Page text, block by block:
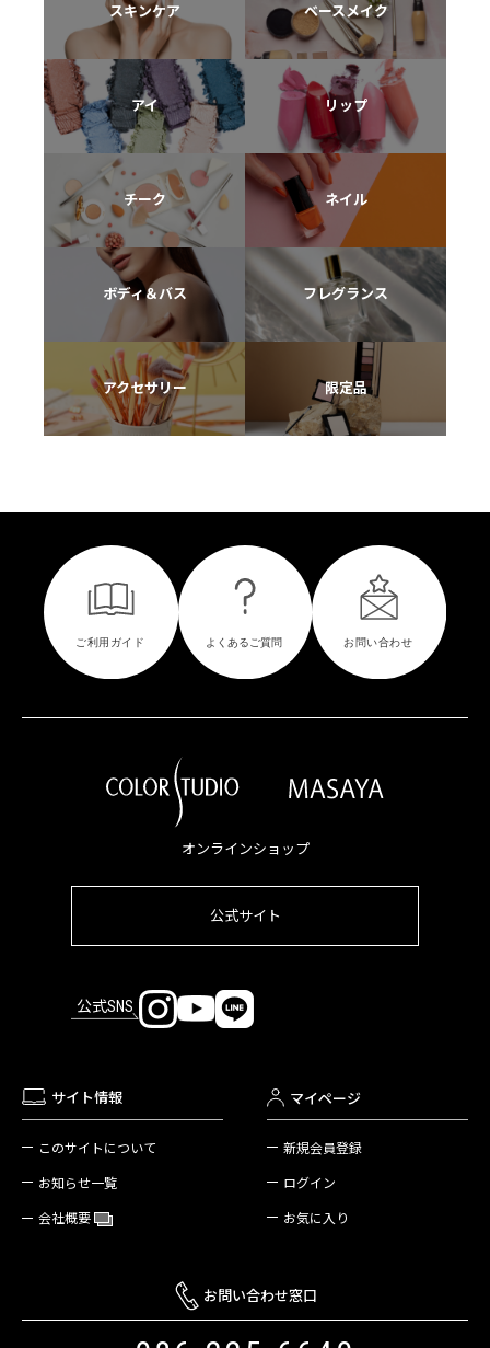
スキンケア ベースメイク
アイ リップ
チーク ネイル
ボディ＆バス フレグランス
アクセサリー 限定品
オンラインショップ
公式サイト
公式SNS
サイト情報
このサイトについて
お知らせ一覧
会社概要
マイページ
新規会員登録
ログイン
お気に入り
お問い合わせ窓口